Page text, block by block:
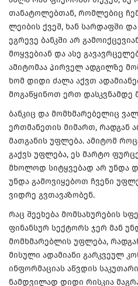
თანატოლებთან, რომლებიც
ლეიბის ქვეშ, ხან სარდაფში და
ეგრევე ბანკში არ
მოყვებიან და ასე
ამიტომაა პირველ ადგილზე
ხომ დიდი ძალა აქვთ
მოგაწყინოთ ერთ დასკვნამდე
ბანკიც და მომხმარებელიც
ერთმანეთის მიმართ, რადგან
მათგანის უფლება. ამიტომ
გაქვს უფლება, ეს მარტო
მხოლოდ სიტყვებად არ უნდა
უნდა გამოვიყებოთ ჩვენი
ვიდრე გვთავაზობენ.
რაც შეეხება მომსახურების
ფინანსურ სექტორს ჯერ მან
მომხმარებლის უფლება,
მისული ადამიანი გარკვეულ
ინფორმაციას აწვდის
ნამდვილად დიდი რისკია